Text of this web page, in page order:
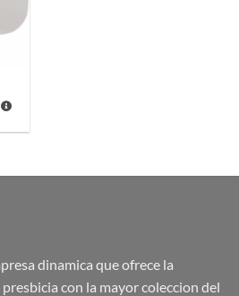
dinamica que ofrece la
con la mayor coleccion del